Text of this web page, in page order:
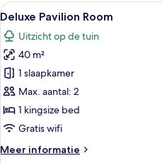
twee-
of
2
eenpersoonsbedden
Alle
foto's
voor
Deluxe
Pavilion
Room
laden
16
Deluxe Pavilion Room
Uitzicht op de tuin
40 m²
1 slaapkamer
Max. aantal: 2
1 kingsize bed
Gratis wifi
Meer informatie
Meer